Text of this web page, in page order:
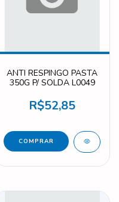
ANTI RESPINGO PASTA
350G P/ SOLDA L0049
R$52,85